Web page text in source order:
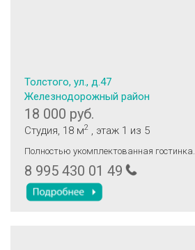
Толстого, ул., д.47
Железнодорожный район
18 000 руб.
Студия, 18 м2 , этаж 1 из 5
Полностью укомплектованная гостинка.
8 995 430 01 49